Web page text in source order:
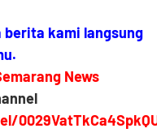
kami langsung
News